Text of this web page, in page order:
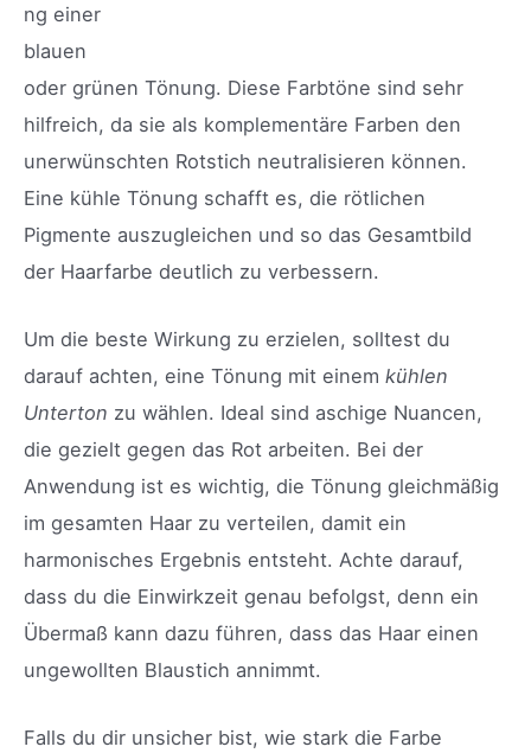
ng einer
blauen
oder grünen Tönung. Diese Farbtöne sind sehr
hilfreich, da sie als komplementäre Farben den
unerwünschten Rotstich neutralisieren können.
Eine kühle Tönung schafft es, die rötlichen
Pigmente auszugleichen und so das Gesamtbild
der Haarfarbe deutlich zu verbessern.
Um die beste Wirkung zu erzielen, solltest du
darauf achten, eine Tönung mit einem kühlen
Unterton zu wählen. Ideal sind aschige Nuancen,
die gezielt gegen das Rot arbeiten. Bei der
Anwendung ist es wichtig, die Tönung gleichmäßig
im gesamten Haar zu verteilen, damit ein
harmonisches Ergebnis entsteht. Achte darauf,
dass du die Einwirkzeit genau befolgst, denn ein
Übermaß kann dazu führen, dass das Haar einen
ungewollten Blaustich annimmt.
Falls du dir unsicher bist, wie stark die Farbe